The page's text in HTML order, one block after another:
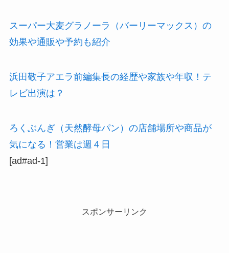
スーパー大麦グラノーラ（バーリーマックス）の
効果や通販や予約も紹介
浜田敬子アエラ前編集長の経歴や家族や年収！テ
レビ出演は？
ろくぶんぎ（天然酵母パン）の店舗場所や商品が
気になる！営業は週４日
[ad#ad-1]
スポンサーリンク